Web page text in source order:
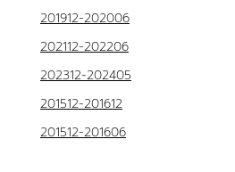
201912-202006
202112-202206
202312-202405
201512-201612
201512-201606